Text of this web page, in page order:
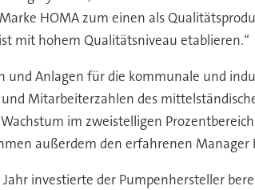
HOMA zum einen als
mit hohem Qualitätsniveau etablieren.“
Anlagen für die kommunale und
Mitarbeiterzahlen des
im zweistelligen
außerdem den erfahrenen Manager
investierte der Pumpenhersteller